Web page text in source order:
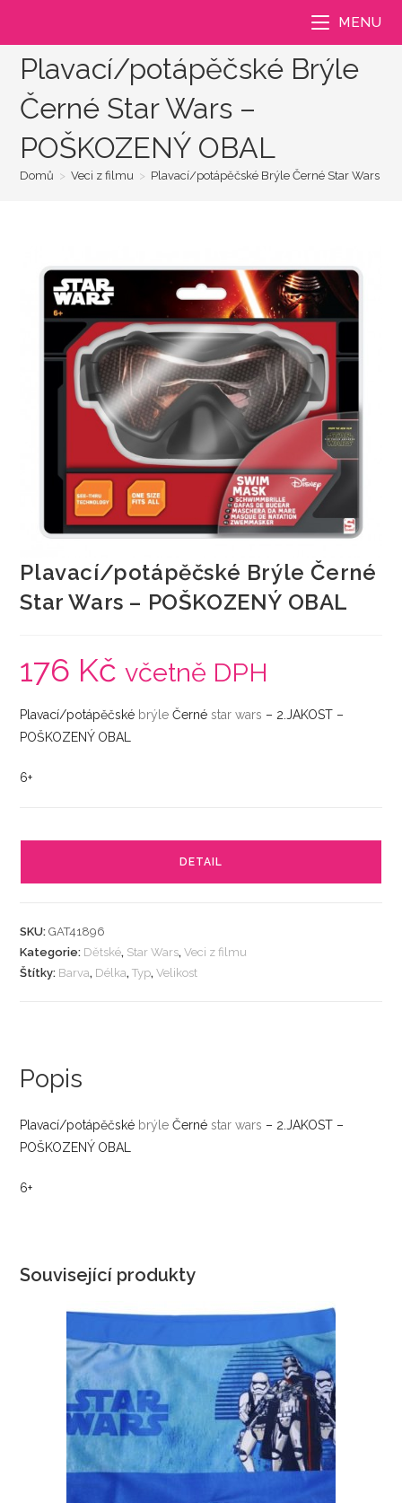
MENU
Plavací/potápěčské Brýle
Černé Star Wars –
POŠKOZENÝ OBAL
Domů > Veci z filmu > Plavací/potápěčské Brýle Černé Star Wars –
Plavací/potápěčské Brýle Černé
Star Wars – POŠKOZENÝ OBAL
176 Kč včetně DPH
Plavací/potápěčské brýle Černéstar wars – 2.JAKOST –
POŠKOZENÝ OBAL
6+
DETAIL
SKU:GAT41896
Kategorie: Dětské, Star Wars,Veci z filmu
Štítky: Barva, Délka,Typ,Velikost
Popis
Plavací/potápěčské brýle Černéstar wars – 2.JAKOST –
POŠKOZENÝ OBAL
6+
Související produkty